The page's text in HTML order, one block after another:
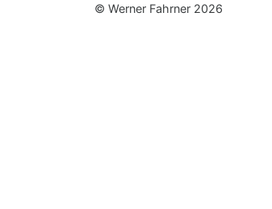
© Werner Fahrner 2026